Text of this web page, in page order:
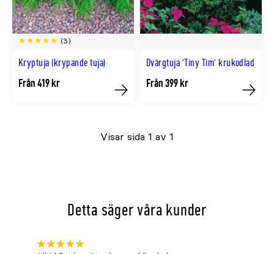
Kryptuja (krypande tuja)
(3)
Från 419 kr
Köp
Dvärgtuja 'Tiny Tim' krukodlad
Från 399 kr
Köp
Visar sida 1 av 1
Detta säger våra kunder